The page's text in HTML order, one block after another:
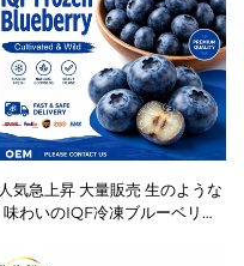
人気急上昇 大量販売 生のような
味わいのIQF冷凍ブルーベリー